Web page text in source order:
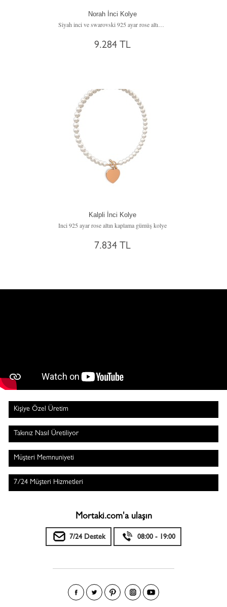
Norah İnci Kolye
9.284 TL
Kalpli İnci Kolye
Inci 925 ayar rose altın kaplama gümüş kolye
7.834 TL
Kişiye Özel Üretim
Takınız Nasıl Üretiliyor
Müşteri Memnuniyeti
7/24 Müşteri Hizmetleri
Mortaki.com'a ulaşın
7/24 Destek 08:00 - 19:00